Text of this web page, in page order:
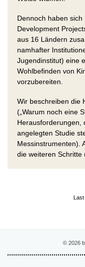
Dennoch haben sich
Development
aus 16 Ländern
namhafter
Jugendinstitut) eine
Wohlbefinden von
vorzubereiten.
Wir beschreiben die
(„Warum noch eine
Herausforderungen,
angelegten Studie
Messinstrumenten).
die weiteren Schritte
Last
© 2026